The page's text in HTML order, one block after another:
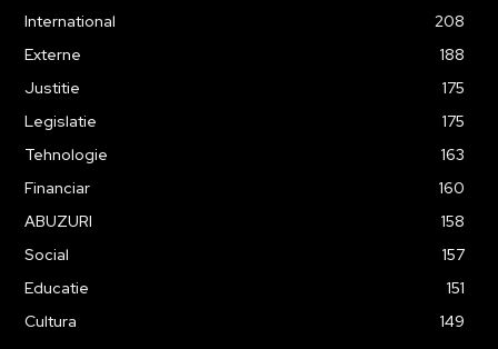
International
208
Externe
188
Justitie
175
Legislatie
175
Tehnologie
163
Financiar
160
ABUZURI
158
Social
157
Educatie
151
Cultura
149